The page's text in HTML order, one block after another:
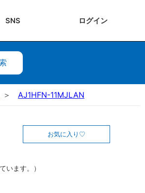
SNS ログイン
索
AJ1HFN-11MJLAN
お気に入り
います。）